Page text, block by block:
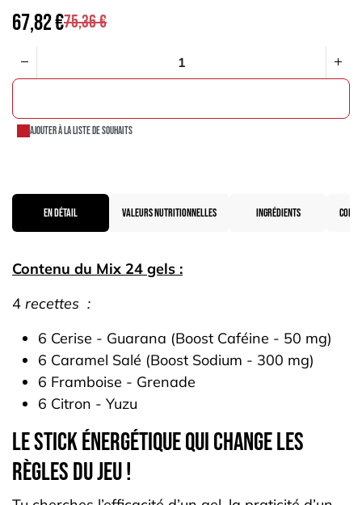
67,82€75,36€
Ajouter à la liste de souhaits
EN DÉTAIL VALEURS NUTRITIONNELLES INGRÉDIENTS
Contenu du Mix 24 gels :
4 recettes :
6 Cerise - Guarana (Boost Caféine - 50 mg)
6 Caramel Salé (Boost Sodium - 300 mg)
6 Framboise - Grenade
6 Citron - Yuzu
Le stick énergétique qui change les
règles du jeu !